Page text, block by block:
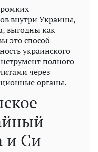
внутри Украины,
выгодны как
это способ
украинского
полного
через
органы.
и Си